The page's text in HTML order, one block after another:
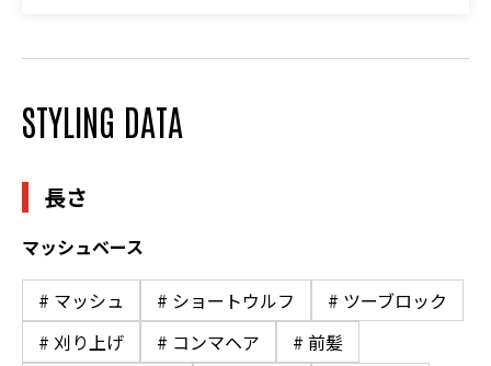
STYLING DATA
長さ
マッシュベース
# マッシュ # ショートウルフ
# ツーブロック
# 刈り上げ
# コンマヘア
# 前髪